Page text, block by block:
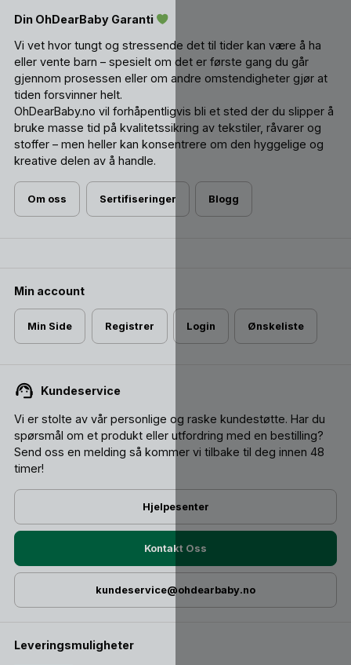
Din OhDearBaby Garanti
Vi vet hvor tungt og stressende det til tider kan være å ha
eller vente barn – spesielt om det er første gang du går
gjennom prosessen eller om andre omstendigheter gjør at
tiden forsvinner helt.
OhDearBaby.no vil forhåpentligvis bli et sted der du slipper å
bruke masse tid på kvalitetssikring av tekstiler, råvarer og
stoffer – men heller kan konsentrere om den hyggelige og
kreative delen av å handle.
Om oss Sertifiseringer Blogg
Min account
Min Side Registrer Login Ønskeliste
Kundeservice
Vi er stolte av vår personlige og raske kundestøtte. Har du
spørsmål om et produkt eller utfordring med en bestilling?
Send oss ​​en melding så kommer vi tilbake til deg innen 48
timer!
Hjelpesenter
Kontakt Oss
kundeservice@ohdearbaby.no
Leveringsmuligheter